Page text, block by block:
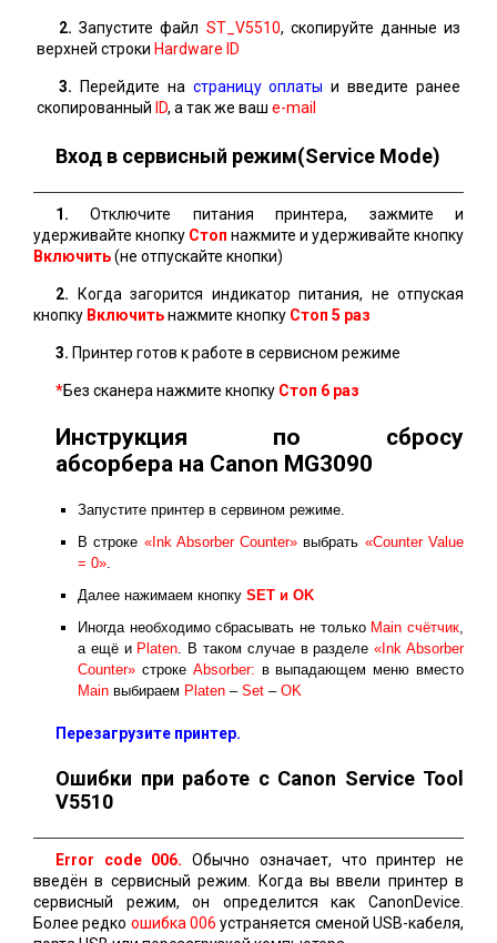
2. Запустите файл ST_V5510, скопируйте данные из
верхней строки Hardware ID
3. Перейдите на страницу оплаты и введите ранее
скопированный ID, а так же ваш e-mail
Вход в сервисный режим(Service Mode)
1. Отключите питания принтера, зажмите и
удерживайте кнопку Стоп нажмите и удерживайте кнопку
Включить(не отпускайте кнопки)
2. Когда загорится индикатор питания, не отпуская
кнопку Включитьнажмите кнопку Стоп 5 раз
3. Принтер готов к работе в сервисном режиме
*Без сканера нажмите кнопку Стоп 6 раз
Инструкция по сбросу
абсорбера на Canon MG3090
Запустите принтер в сервином режиме.
В строке «Ink Absorber Counter» выбрать «Counter Value
= 0».
Далее нажимаем кнопку SET и ОK
Иногда необходимо сбрасывать не только Main счётчик,
а ещё и Platen. В таком случае в разделе«Ink Absorber
Counter» строке Absorber: в выпадающем меню вместо
Main выбираем Platen – Set – OK
Перезагрузите принтер.
Ошибки при работе с Canon Service Tool
V5510
Error code 006. Обычно означает, что принтер не
введён в сервисный режим. Когда вы ввели принтер в
сервисный режим, он определится как CanonDevice.
Более редко ошибка 006 устраняется сменой USB-кабеля,